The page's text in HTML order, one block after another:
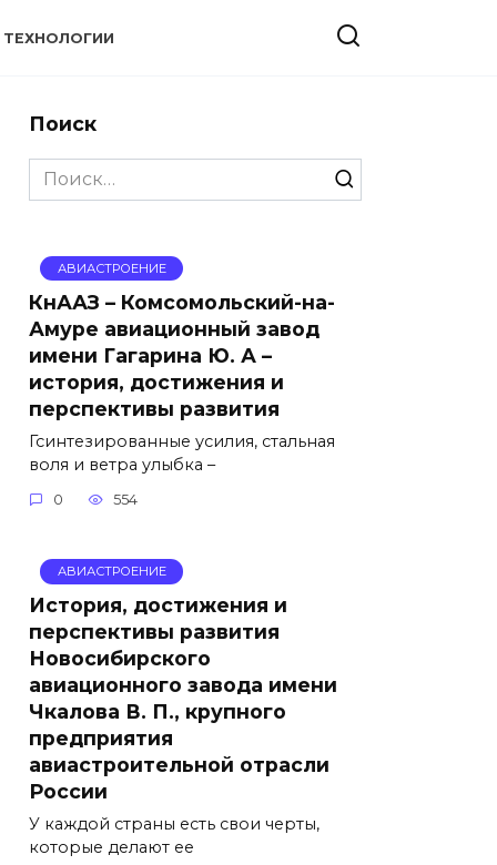
ТЕХНОЛОГИИ
Поиск
Search
for:
АВИАСТРОЕНИЕ
КнААЗ – Комсомольский-на-
Амуре авиационный завод
имени Гагарина Ю. А –
история, достижения и
перспективы развития
Гсинтезированные усилия, стальная
воля и ветра улыбка –
0 554
АВИАСТРОЕНИЕ
История, достижения и
перспективы развития
Новосибирского
авиационного завода имени
Чкалова В. П., крупного
предприятия
авиастроительной отрасли
России
У каждой страны есть свои черты,
которые делают ее